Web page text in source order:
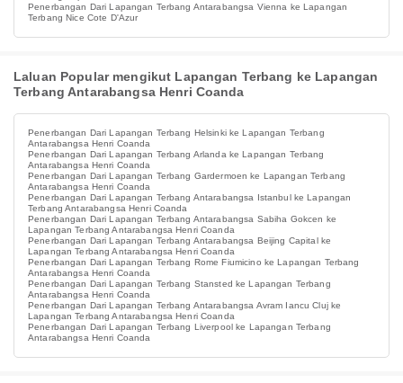
Penerbangan Dari Lapangan Terbang Antarabangsa Vienna ke Lapangan
Terbang Nice Cote D'Azur
Laluan Popular mengikut Lapangan Terbang ke Lapangan
Terbang Antarabangsa Henri Coanda
Penerbangan Dari Lapangan Terbang Helsinki ke Lapangan Terbang
Antarabangsa Henri Coanda
Penerbangan Dari Lapangan Terbang Arlanda ke Lapangan Terbang
Antarabangsa Henri Coanda
Penerbangan Dari Lapangan Terbang Gardermoen ke Lapangan Terbang
Antarabangsa Henri Coanda
Penerbangan Dari Lapangan Terbang Antarabangsa Istanbul ke Lapangan
Terbang Antarabangsa Henri Coanda
Penerbangan Dari Lapangan Terbang Antarabangsa Sabiha Gokcen ke
Lapangan Terbang Antarabangsa Henri Coanda
Penerbangan Dari Lapangan Terbang Antarabangsa Beijing Capital ke
Lapangan Terbang Antarabangsa Henri Coanda
Penerbangan Dari Lapangan Terbang Rome Fiumicino ke Lapangan Terbang
Antarabangsa Henri Coanda
Penerbangan Dari Lapangan Terbang Stansted ke Lapangan Terbang
Antarabangsa Henri Coanda
Penerbangan Dari Lapangan Terbang Antarabangsa Avram Iancu Cluj ke
Lapangan Terbang Antarabangsa Henri Coanda
Penerbangan Dari Lapangan Terbang Liverpool ke Lapangan Terbang
Antarabangsa Henri Coanda